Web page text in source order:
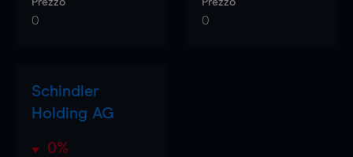
0 0
Schindler
Holding AG
0%